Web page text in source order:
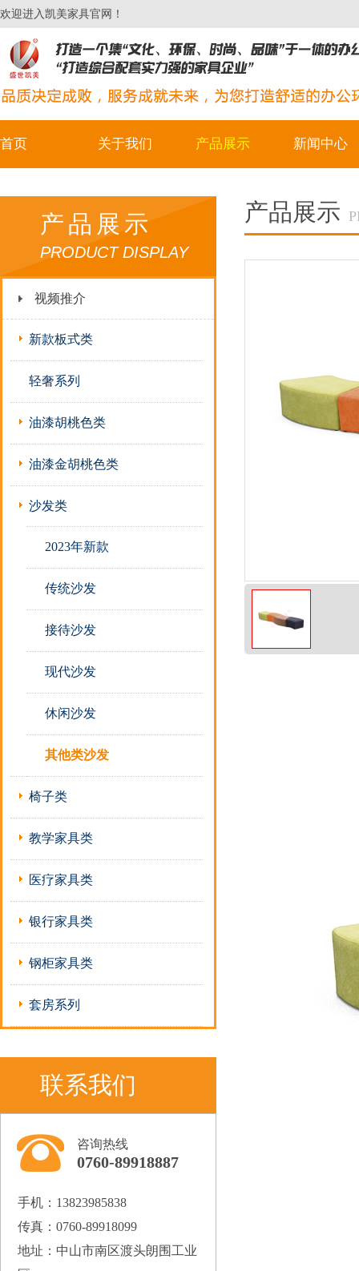
欢迎进入凯美家具官网！
首页 关于我们 产品展示 新闻中心
产品展示
PRODUCT DISPLAY
视频推介
新款板式类
轻奢系列
油漆胡桃色类
油漆金胡桃色类
沙发类
2023年新款
传统沙发
接待沙发
现代沙发
休闲沙发
其他类沙发
椅子类
教学家具类
医疗家具类
银行家具类
钢柜家具类
套房系列
联系我们
咨询热线
0760-89918887
手机：13823985838
传真：0760-89918099
地址：中山市南区渡头朗围工业
产品展示